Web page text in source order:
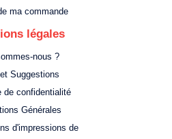
ma commande
légales
nous ?
Suggestions
de confidentialité
Générales
d'impressions de